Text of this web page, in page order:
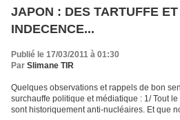
JAPON : DES TARTUFFE
INDECENCE...
Publié le 17/03/2011 à 01:30
Par Slimane TIR
Quelques observations et rappels de bon
surchauffe politique et médiatique : 1/ Tout
sont historiquement anti-nucléaires. Et que